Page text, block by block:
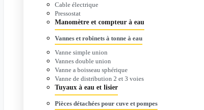
Cable électrique
Pressostat
Manomètre et compteur à eau
Vannes et robinets à tonne à eau
Vanne simple union
Vannes double union
Vanne a boisseau sphérique
Vanne de distribution 2 et 3 voies
Tuyaux à eau et lisier
Pièces détachées pour cuve et pompes